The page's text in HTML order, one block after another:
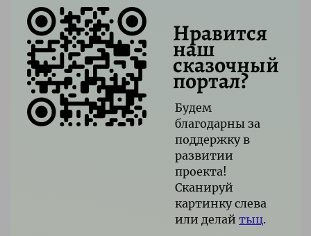
Нравится
наш
сказочный
портал?
Будем
благодарны за
поддержку в
развитии
проекта!
Сканируй
картинку слева
или делай тыц.